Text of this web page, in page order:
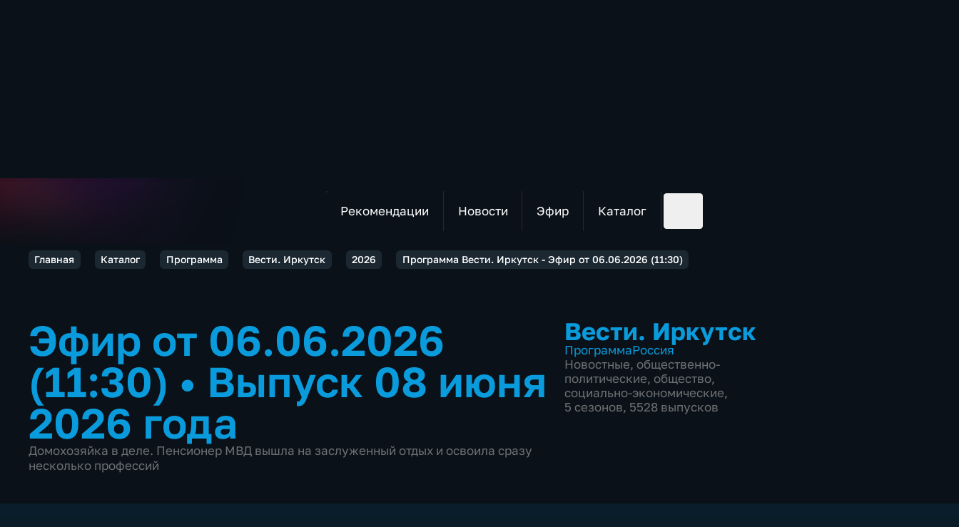
Рекомендации Новости Эфир Каталог
Главная Каталог Программа Вести. Иркутск 2026 Программа Вести. Иркутск - Эфир от 06.06.2026 (11:30)
Эфир от 06.06.2026
(11:30) • Выпуск 08 июня
2026 года
Домохозяйка в деле. Пенсионер МВД вышла на заслуженный отдых и освоила сразу
несколько профессий
Вести. Иркутск
ПрограммаРоссия
Новостные, общественно-
политические, общество,
социально-экономические,
5 сезонов, 5528 выпусков